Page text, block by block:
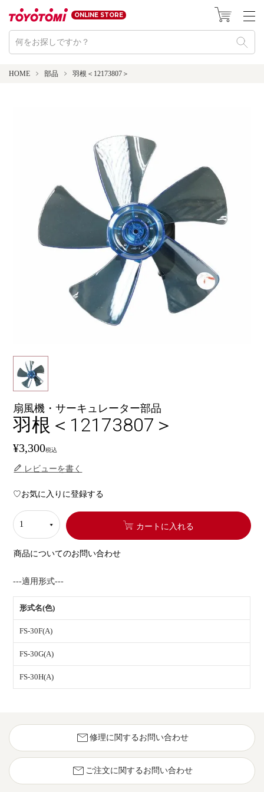
ONLINE STORE
HOME 部品 羽根＜12173807＞
扇風機・サーキュレーター部品
羽根＜12173807＞
¥3,300税込
レビューを書く
お気に入りに登録する
カートに入れる
商品についてのお問い合わせ
---適用形式---
形式名(色)
FS-30F(A)
FS-30G(A)
FS-30H(A)
mail 修理に関するお問い合わせ
mail ご注文に関するお問い合わせ